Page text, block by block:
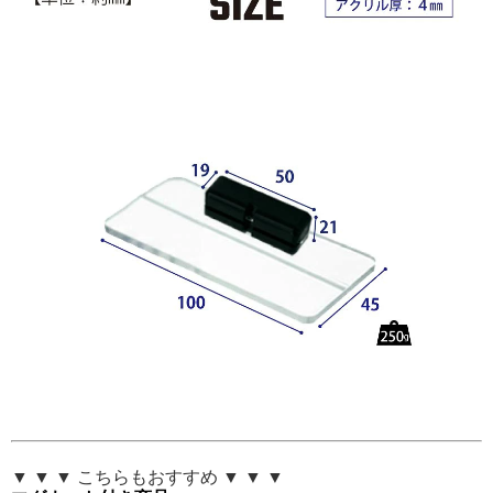
▼ ▼ ▼ こちらもおすすめ ▼ ▼ ▼